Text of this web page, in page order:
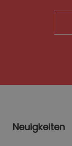
Neuigkeiten